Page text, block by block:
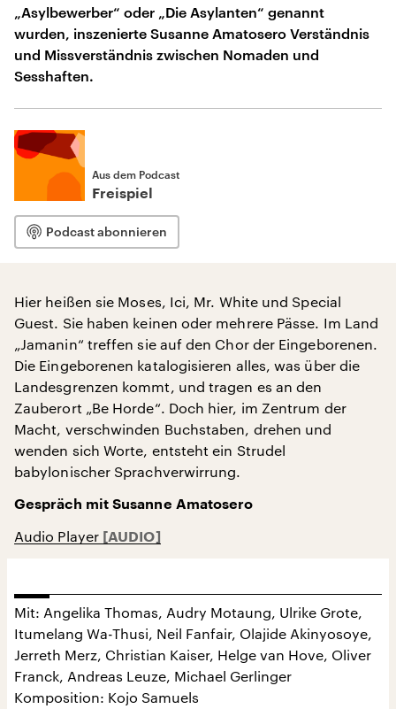
„Asylbewerber“ oder „Die Asylanten“ genannt
wurden, inszenierte Susanne Amatosero Verständnis
und Missverständnis zwischen Nomaden und
Sesshaften.
Aus dem Podcast
Freispiel
Podcast abonnieren
Hier heißen sie Moses, Ici, Mr. White und Special
Guest. Sie haben keinen oder mehrere Pässe. Im Land
„Jamanin“ treffen sie auf den Chor der Eingeborenen.
Die Eingeborenen katalogisieren alles, was über die
Landesgrenzen kommt, und tragen es an den
Zauberort „Be Horde“. Doch hier, im Zentrum der
Macht, verschwinden Buchstaben, drehen und
wenden sich Worte, entsteht ein Strudel
babylonischer Sprachverwirrung.
Gespräch mit Susanne Amatosero
Audio Player
Mit: Angelika Thomas, Audry Motaung, Ulrike Grote,
Itumelang Wa-Thusi, Neil Fanfair, Olajide Akinyosoye,
Jerreth Merz, Christian Kaiser, Helge van Hove, Oliver
Franck, Andreas Leuze, Michael Gerlinger
Komposition: Kojo Samuels